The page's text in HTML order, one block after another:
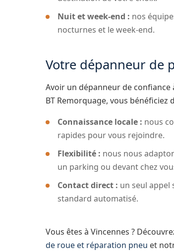
Nuit et week-end : nos
nocturnes et le week-end.
Votre dépanneur de
Avoir un dépanneur de confiance
BT Remorquage, vous
Connaissance locale : nous
rapides pour vous rejoindre.
Flexibilité : nous nous
un parking ou devant chez
Contact direct : un seul
standard automatisé.
Vous êtes à Vincennes ?
de roue et réparation pneu et